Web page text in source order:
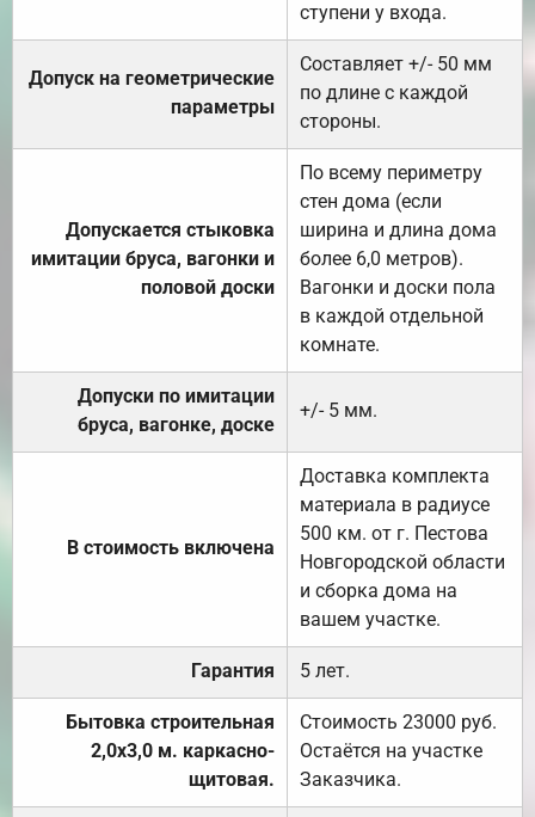
ступени у входа.
Допуск на геометрические
параметры
Составляет +/- 50 мм
по длине с каждой
стороны.
Допускается стыковка
имитации бруса, вагонки и
половой доски
По всему периметру
стен дома (если
ширина и длина дома
более 6,0 метров).
Вагонки и доски пола
в каждой отдельной
комнате.
Допуски по имитации
бруса, вагонке, доске
+/- 5 мм.
В стоимость включена
Доставка комплекта
материала в радиусе
500 км. от г. Пестова
Новгородской области
и сборка дома на
вашем участке.
Гарантия 5 лет.
Бытовка строительная
2,0х3,0 м. каркасно-
щитовая.
Стоимость 23000 руб.
Остаётся на участке
Заказчика.